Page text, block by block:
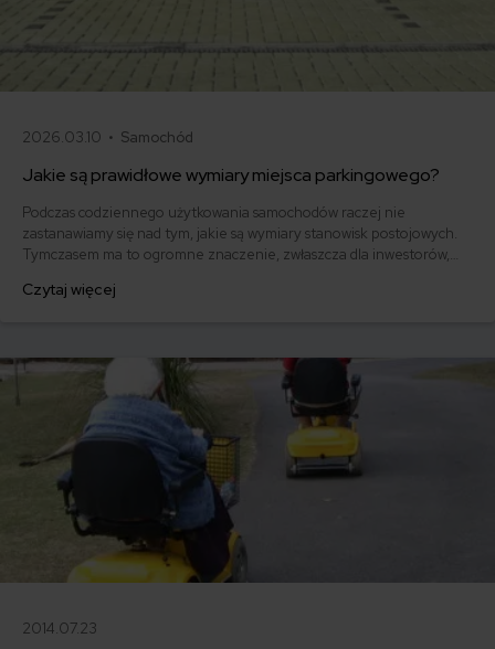
2026.03.10 • Samochód
Jakie są prawidłowe wymiary miejsca parkingowego?
Podczas codziennego użytkowania samochodów raczej nie
zastanawiamy się nad tym, jakie są wymiary stanowisk postojowych.
Tymczasem ma to ogromne znaczenie, zwłaszcza dla inwestorów,
swoich projektach wymiary regulowane przez prawo. Sprawdź, jakie
Czytaj więcej
2014.07.23